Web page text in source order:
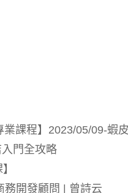
業課程】2023/05/09-蝦
門全攻略
務開發顧問 | 曾詩云